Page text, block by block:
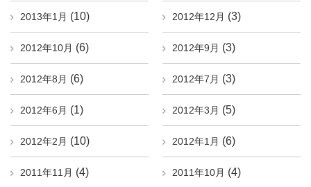
2013年1月 (10) 2012年12月 (3)
2012年10月 (6) 2012年9月 (3)
2012年8月 (6) 2012年7月 (3)
2012年6月 (1) 2012年3月 (5)
2012年2月 (10) 2012年1月 (6)
2011年11月 (4) 2011年10月 (4)